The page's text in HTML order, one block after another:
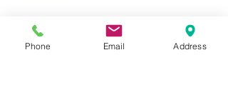
Bitte senden Sie den Lebenslauf mit allen
wichtigen Informatione mit Foto an uns.
Phone Email Address